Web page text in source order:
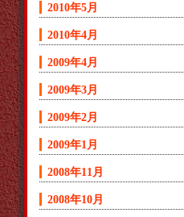
2010年5月
2010年4月
2009年4月
2009年3月
2009年2月
2009年1月
2008年11月
2008年10月